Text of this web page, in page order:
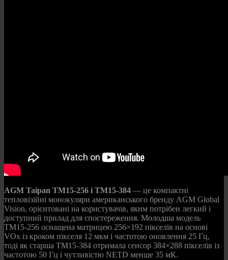
AGM Taipan TM15-256 і TM15-384 — це компактні
тепловізійні монокуляри американського бренду AGM Global
Vision, орієнтовані на користувачів, яким потрібен легкий і
доступний прилад для спостереження. Молодша модель
TM15-256 оснащена матрицею 256×192 пікселів на основі
VOx із кроком пікселя 12 мкм і частотою оновлення 25 Гц,
тоді як старша TM15-384 отримала сенсор 384×288 пікселів із
частотою 50 Гц і чутливістю NETD менше 35 мК.